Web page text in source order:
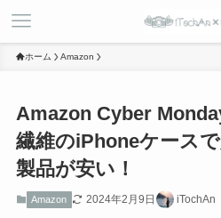
ホーム Amazon
Amazon Cyber
繊維のiPhoneケース
製品が安い！
Amazon 2024年2月9日 iTochAn